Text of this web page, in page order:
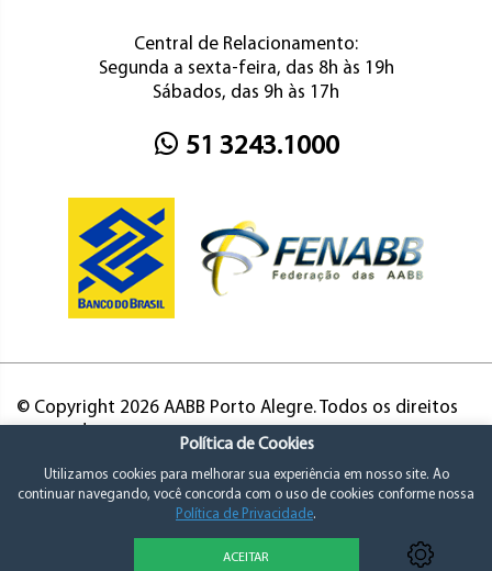
Central de Relacionamento:
Segunda a sexta-feira, das 8h às 19h
Sábados, das 9h às 17h
51 3243.1000
© Copyright 2026 AABB Porto Alegre. Todos os direitos
Política de Cookies
Utilizamos cookies para melhorar sua experiência em nosso site. Ao
continuar navegando, você concorda com o uso de cookies conforme nossa
Política de Privacidade.
ACEITAR